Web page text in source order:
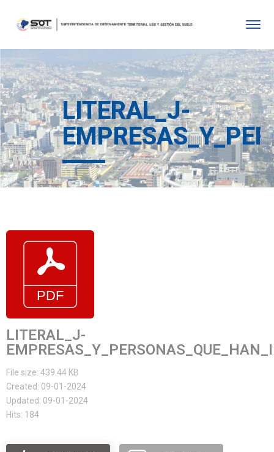
LITERAL_J-
LITERAL_J-
File size: 439.44 KB
Created: 09-01-2024
Updated: 09-01-2024
Hits: 184